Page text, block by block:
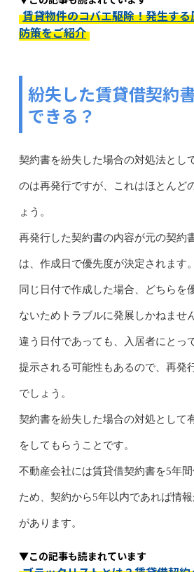
賃貸物件のコバエ駆除！発生す
防策をご紹介
紛失した賃貸借契約
できる？
契約書を紛失した場合の対処法とし
のは再発行ですが、これはほとんど
ょう。
再発行した契約書の内容が元の契約
は、作成日で優先度が決定されます。
同じ日付で作成した場合、どちらを
ないためトラブルに発展しかねませ
違う日付であっても、入居者にとっ
提示される可能性もあるので、再発
でしょう。
契約書を紛失した場合の対処として
をしてもらうことです。
不動産会社には賃貸借契約書を5年
ため、契約から5年以内であれば情
があります。
▼この記事も読まれています